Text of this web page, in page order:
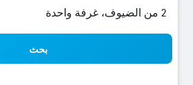
2 من الضيوف، غرفة واحدة
بحث